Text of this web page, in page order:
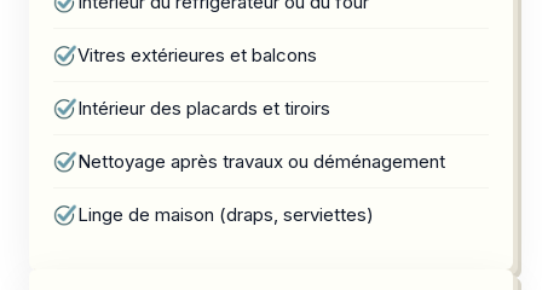
Vitres extérieures et balcons
Intérieur des placards et tiroirs
Nettoyage après travaux ou déménagement
Linge de maison (draps, serviettes)